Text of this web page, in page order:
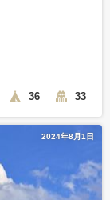
36 33
2024年8月1日